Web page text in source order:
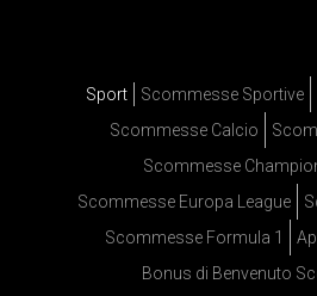
Sport Scommesse Sportive
Scommesse Calcio
Scommesse
Scommesse Europa League
Scommesse Formula 1
Bonus di Benvenuto